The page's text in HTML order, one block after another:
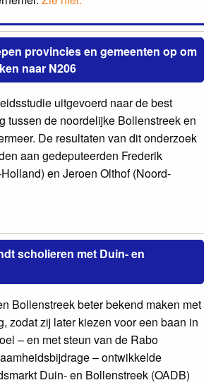
provincies en gemeenten op om
naar N206
uitgevoerd naar de best
tussen de noordelijke Bollenstreek en
De resultaten van dit onderzoek
aan gedeputeerden Frederik
en Jeroen Olthof (Noord-
scholieren met Duin- en
Bollenstreek beter bekend maken met
zodat zij later kiezen voor een baan in
– en met steun van de Rabo
– ontwikkelde
Duin- en Bollenstreek (OADB)